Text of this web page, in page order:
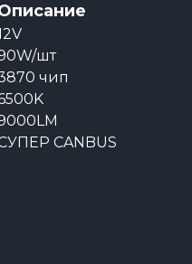
шт
чип
CANBUS